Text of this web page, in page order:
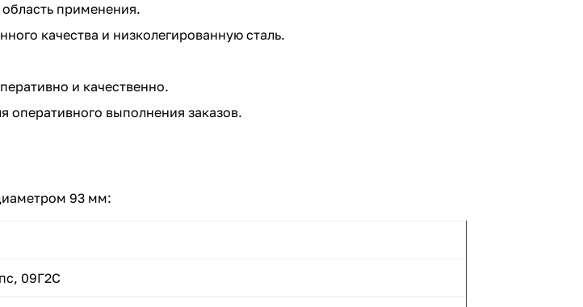
применения.
качества и низколегированную сталь.
и качественно.
оперативного выполнения заказов.
93 мм:
09Г2С